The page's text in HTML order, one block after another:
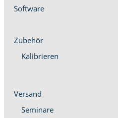
Soft­ware
Zube­hör
Kalib­ri­eren
Ver­sand
Sem­i­nare